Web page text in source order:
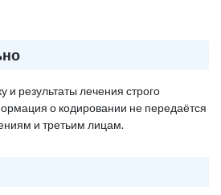
и результаты лечения строго
о кодировании не передаётся
и третьим лицам.